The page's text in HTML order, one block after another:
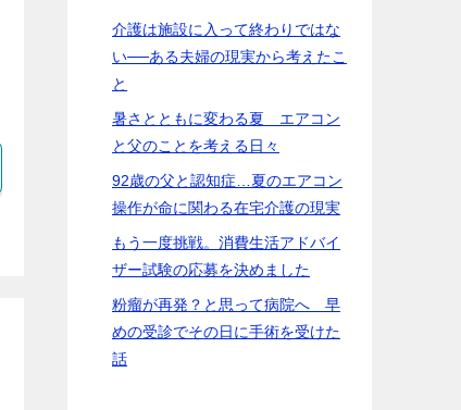
介護は施設に入って終わりではな
い──ある夫婦の現実から考えたこ
と
暑さとともに変わる夏 エアコン
と父のことを考える日々
92歳の父と認知症…夏のエアコン
操作が命に関わる在宅介護の現実
もう一度挑戦。消費生活アドバイ
ザー試験の応募を決めました
粉瘤が再発？と思って病院へ 早
めの受診でその日に手術を受けた
話